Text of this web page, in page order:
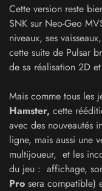
Cette version reste
SNK sur Neo-Geo
niveaux, ses
cette suite de Pulsar
de sa réalisation 2D
Mais comme tous les
Hamster, cette
avec des nouveautés
ligne, mais aussi une
multijoueur, et les
du jeu : affichage,
Pro sera compatible)